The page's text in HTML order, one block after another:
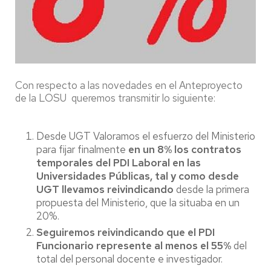
Con respecto a las novedades en el Anteproyecto
de la LOSU queremos transmitir lo siguiente:
Desde UGT Valoramos el esfuerzo del Ministerio
para fijar finalmente en un 8% los contratos
temporales del PDI Laboral en las
Universidades Públicas, tal y como desde
UGT llevamos reivindicando desde la primera
propuesta del Ministerio, que la situaba en un
20%.
Seguiremos reivindicando que el PDI
Funcionario represente al menos el 55%del
total del personal docente e investigador.